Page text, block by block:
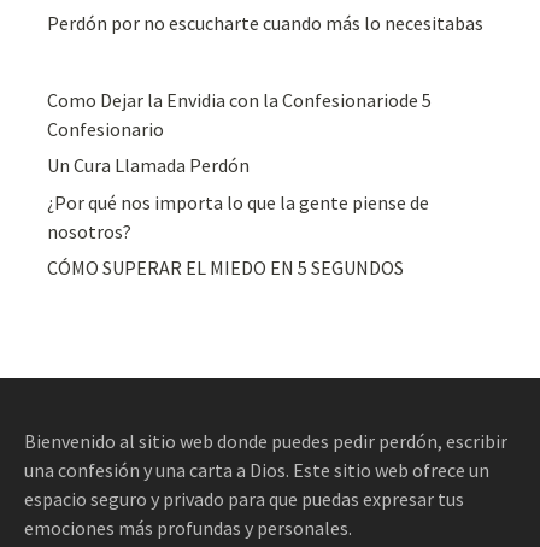
Perdón por no escucharte cuando más lo necesitabas
Como Dejar la Envidia con la Confesionariode 5
Confesionario
Un Cura Llamada Perdón
¿Por qué nos importa lo que la gente piense de
nosotros?
CÓMO SUPERAR EL MIEDO EN 5 SEGUNDOS
Bienvenido al sitio web donde puedes pedir perdón, escribir
una confesión y una carta a Dios. Este sitio web ofrece un
espacio seguro y privado para que puedas expresar tus
emociones más profundas y personales.